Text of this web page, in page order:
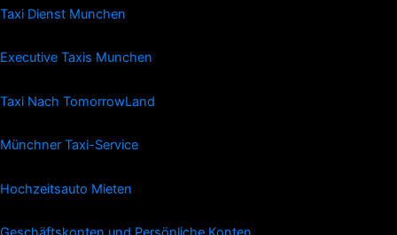
Taxi Dienst Munchen
Executive Taxis Munchen
Taxi Nach TomorrowLand
Münchner Taxi-Service
Hochzeitsauto Mieten